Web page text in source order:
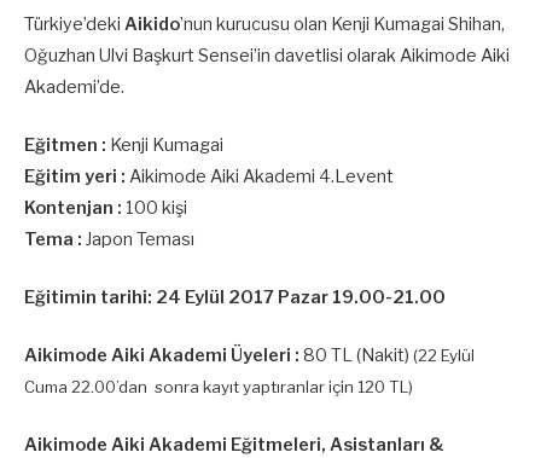
Türkiye’deki Aikido’nun kurucusu olan Kenji Kumagai Shihan,
Oğuzhan Ulvi Başkurt Sensei’in davetlisi olarak Aikimode Aiki
Akademi’de.
Eğitmen : Kenji Kumagai
Eğitim yeri : Aikimode Aiki Akademi 4.Levent
Kontenjan : 100 kişi
Tema : Japon Teması
Eğitimin tarihi: 24 Eylül 2017 Pazar 19.00-21.00
Aikimode Aiki Akademi Üyeleri : 80 TL (Nakit) (22 Eylül
Cuma 22.00’dan sonra kayıt yaptıranlar için 120 TL)
Aikimode Aiki Akademi Eğitmeleri, Asistanları &